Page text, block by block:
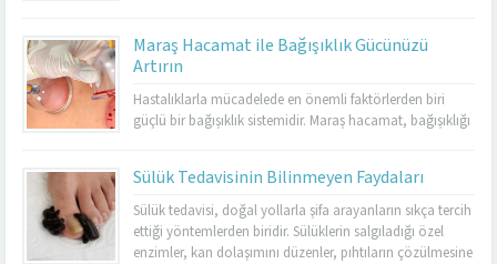
yöntem olarak öne çıkar. Kahramanmaraş’ta Dr. Cuma
Sabun Muayenehanesi, sülük tedavisinde tecrübeli ve
resmi izinli tek merkez olarak hizmet vermektedir. Burada
yapılan uygulamalar...
Maraş Hacamat ile Bağışıklık Gücünüzü
Artırın
Hastalıklarla mücadelede en önemli faktörlerden biri
güçlü bir bağışıklık sistemidir. Maraş hacamat, bağışıklığı
toksinlerden arındırır ve enfeksiyonlara karşı direnci artırır.
Kış aylarında sık görülen grip ve nezle gibi hastalıkların
etkilerini azaltmada da hacamatın faydaları
bilinmektedir. Ancak bu yöntemi...
Sülük Tedavisinin Bilinmeyen Faydaları
Sülük tedavisi, doğal yollarla şifa arayanların sıkça tercih
ettiği yöntemlerden biridir. Sülüklerin salgıladığı özel
enzimler, kan dolaşımını düzenler, pıhtıların çözülmesine